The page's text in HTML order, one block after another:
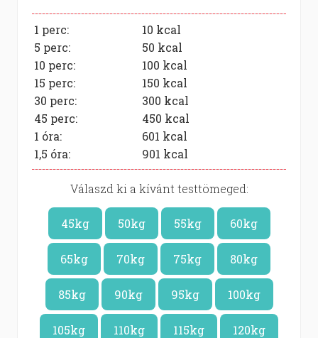
1 perc: 10 kcal
5 perc:
50 kcal
10 perc:
100 kcal
15 perc:
150 kcal
30 perc:
300 kcal
45 perc:
450 kcal
1 óra:
601 kcal
1,5 óra:
901 kcal
Válaszd ki a kívánt testtömeged:
45kg 50kg 55kg 60kg
65kg 70kg 75kg 80kg
85kg 90kg 95kg 100kg
105kg 110kg 115kg 120kg